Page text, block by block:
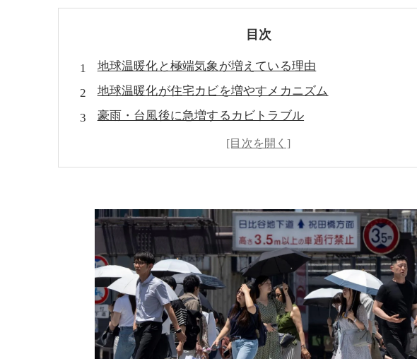
目次
地球温暖化と極端気象が増えている理由
地球温暖化が住宅カビを増やすメカニズム
豪雨・台風後に急増するカビトラブル
カビはなぜ再発するのか？
真菌（カビ菌）検査が重要な理由
カビを防ぐために家庭でできる湿気対策
カビが発生した時にやってはいけないこと
ＭＩＳＴ工法®カビバスターズの調査と再発防止対策
まとめ｜地球温暖化時代の住宅は「見えない湿気対策」が